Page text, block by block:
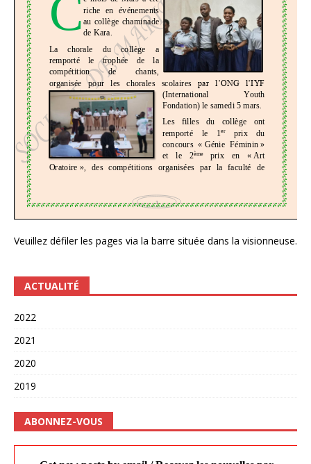
Veuillez défiler les pages via la barre située dans la visionneuse.
ACTUALITÉ
2022
2021
2020
2019
ABONNEZ-VOUS